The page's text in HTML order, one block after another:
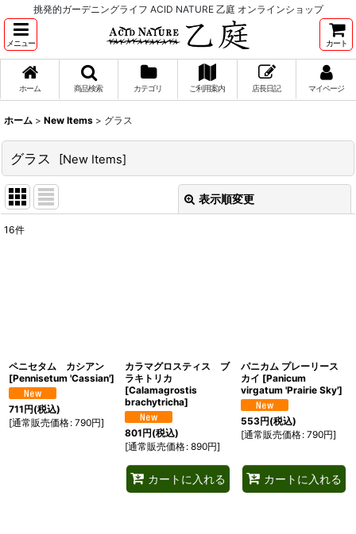
挑発的ガーデニングライフ ACID NATURE 乙庭 オンラインショップ
メニュー カート
ホーム 商品検索 カテゴリ ご利用案内 店長日記 マイページ
ホーム > New Items > グラス
グラス [New Items]
表示順変更
16件
ペニセタム カシアン
[Pennisetum 'Cassian']
711円(税込)
[通常販売価格: 790円]
カラマグロスティス ブ
ラキトリカ
[Calamagrostis
brachytricha]
801円(税込)
[通常販売価格: 890円]
カートに入れる
パニカム プレーリース
カイ [Panicum
virgatum 'Prairie Sky']
553円(税込)
[通常販売価格: 790円]
カートに入れる